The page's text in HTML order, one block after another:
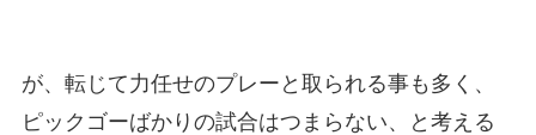
が、転じて力任せのプレーと取られる事も多く、
ピックゴーばかりの試合はつまらない、と考える